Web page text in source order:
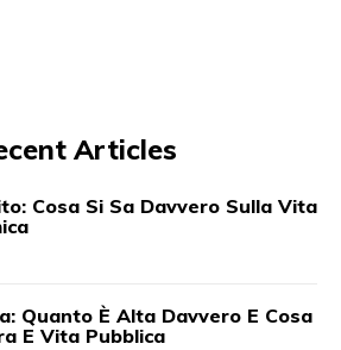
Articles
Cosa Si Sa Davvero Sulla Vita
Quanto È Alta Davvero E Cosa
E Vita Pubblica